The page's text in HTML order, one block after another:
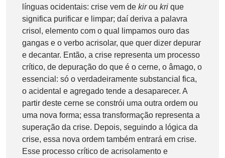
línguas ocidentais: crise vem de kirou kri que
significa purificar e limpar; daí deriva a palavra
crisol, elemento com o qual limpamos ouro das
gangas e o verbo acrisolar, que quer dizer depurar
e decantar. Então, a crise representa um processo
crítico, de depuração do que é o cerne, o âmago, o
essencial: só o verdadeiramente substancial fica,
o acidental e agregado tende a desaparecer. A
partir deste cerne se constrói uma outra ordem ou
uma nova forma; essa transformação representa a
superação da crise. Depois, seguindo a lógica da
crise, essa nova ordem também entrará em crise.
Esse processo crítico de acrisolamento e